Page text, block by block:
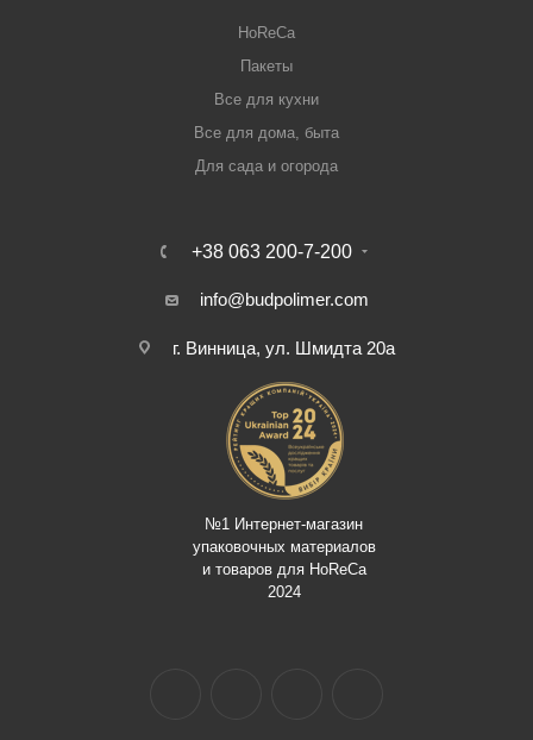
HoReCa
Пакеты
Все для кухни
Все для дома, быта
Для сада и огорода
+38 063 200-7-200
info@budpolimer.com
г. Винница, ул. Шмидта 20а
№1 Интернет-магазин
упаковочных материалов
и товаров для HoReCa
2024